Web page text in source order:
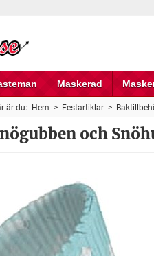
Maskerad
är du: Hem > Festartiklar >
och